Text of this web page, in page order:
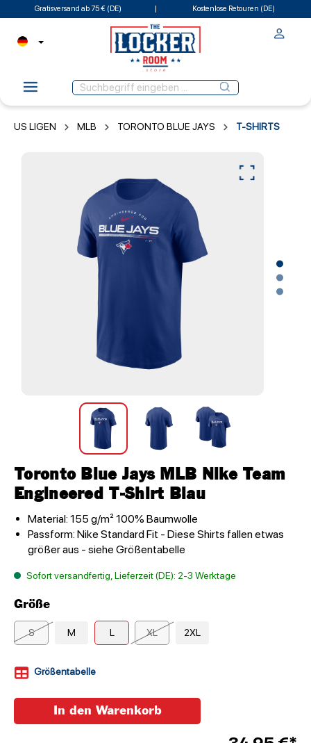
Gratisversand ab 75 € (DE) Kostenlose Retouren (DE)
US LIGEN MLB TORONTO BLUE JAYS T-SHIRTS
Toronto Blue Jays MLB Nike Team
Engineered T-Shirt Blau
Material: 155 g/m² 100% Baumwolle
Passform: Nike Standard Fit - Diese Shirts fallen etwas
größer aus - siehe Größentabelle
Sofort versandfertig, Lieferzeit (DE): 2-3 Werktage
Größe
S M L XL 2XL
Größentabelle
In den Warenkorb